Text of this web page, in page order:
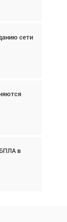
сети
в
к